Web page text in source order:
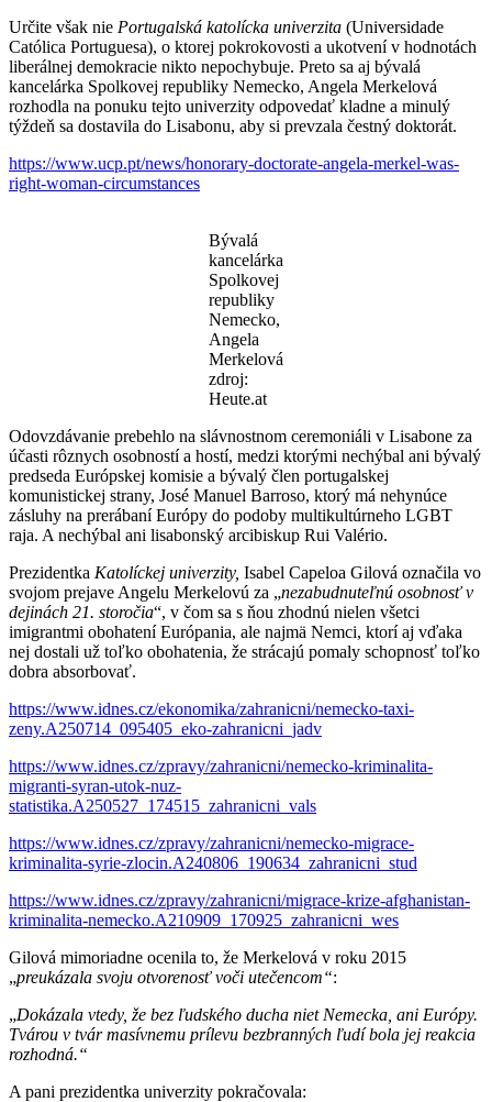
Určite však nie Portugalská katolícka univerzita (Universidade
Católica Portuguesa), o ktorej pokrokovosti a ukotvení v hodnotách
liberálnej demokracie nikto nepochybuje. Preto sa aj bývalá
kancelárka Spolkovej republiky Nemecko, Angela Merkelová
rozhodla na ponuku tejto univerzity odpovedať kladne a minulý
týždeň sa dostavila do Lisabonu, aby si prevzala čestný doktorát.
https://www.ucp.pt/news/honorary-doctorate-angela-merkel-was-
right-woman-circumstances
Bývalá
kancelárka
Spolkovej
republiky
Nemecko,
Angela
Merkelová
zdroj:
Heute.at
Odovzdávanie prebehlo na slávnostnom ceremoniáli v Lisabone za
účasti rôznych osobností a hostí, medzi ktorými nechýbal ani bývalý
predseda Európskej komisie a bývalý člen portugalskej
komunistickej strany, José Manuel Barroso, ktorý má nehynúce
zásluhy na prerábaní Európy do podoby multikultúrneho LGBT
raja. A nechýbal ani lisabonský arcibiskup Rui Valério.
Prezidentka Katolíckej univerzity, Isabel Capeloa Gilová označila vo
svojom prejave Angelu Merkelovú za „nezabudnuteľnú osobnosť v
dejinách 21. storočia“, v čom sa s ňou zhodnú nielen všetci
imigrantmi obohatení Európania, ale najmä Nemci, ktorí aj vďaka
nej dostali už toľko obohatenia, že strácajú pomaly schopnosť toľko
dobra absorbovať.
https://www.idnes.cz/ekonomika/zahranicni/nemecko-taxi-
zeny.A250714_095405_eko-zahranicni_jadv
https://www.idnes.cz/zpravy/zahranicni/nemecko-kriminalita-
migranti-syran-utok-nuz-
statistika.A250527_174515_zahranicni_vals
https://www.idnes.cz/zpravy/zahranicni/nemecko-migrace-
kriminalita-syrie-zlocin.A240806_190634_zahranicni_stud
https://www.idnes.cz/zpravy/zahranicni/migrace-krize-afghanistan-
kriminalita-nemecko.A210909_170925_zahranicni_wes
Gilová mimoriadne ocenila to, že Merkelová v roku 2015
„preukázala svoju otvorenosť voči utečencom“:
„Dokázala vtedy, že bez ľudského ducha niet Nemecka, ani Európy.
Tvárou v tvár masívnemu prílevu bezbranných ľudí bola jej reakcia
rozhodná.“
A pani prezidentka univerzity pokračovala: